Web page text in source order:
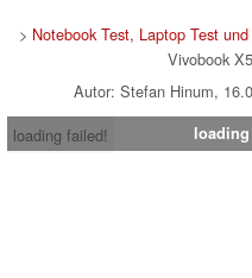
> Notebook Test, Laptop Test
Vivobook
Autor: Stefan Hinum,
loading failed!